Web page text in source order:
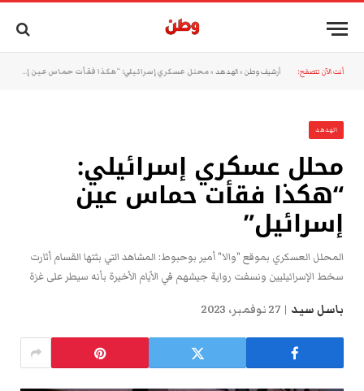
أنت الآن تتصفح: أرشيف وطن »الهدهد »محلل عسكري إسرائيلي: “هكذا فقأت حماس عين إسرائيل”
الهدهد
محلل عسكري إسرائيلي:
“هكذا فقأت حماس عين
إسرائيل”
المحلل العسكري بموقع "والا" أمير بوحبوط: المشاهد التي بثتها القسام أثارت
سخط الإسرائيليين ونسفت رواية جيشهم في الأيام الأخيرة بأنه سيطر على غزة
باسل سيد 27 نوفمبر، 2023